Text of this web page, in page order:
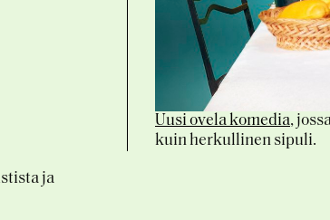
ja
Uusi ovela komedia,
kuin herkullinen sipuli.